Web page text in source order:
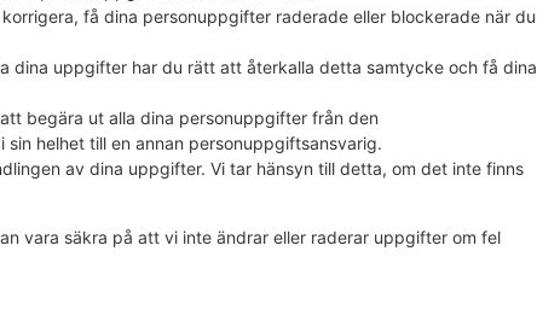
få dina personuppgifter raderade eller blockerade när du
dina uppgifter har du rätt att återkalla detta samtycke och få dina
begära ut alla dina personuppgifter från den
helhet till en annan personuppgiftsansvarig.
av dina uppgifter. Vi tar hänsyn till detta, om det inte finns
vara säkra på att vi inte ändrar eller raderar uppgifter om fel